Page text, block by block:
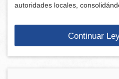
autoridades locales,
Continuar